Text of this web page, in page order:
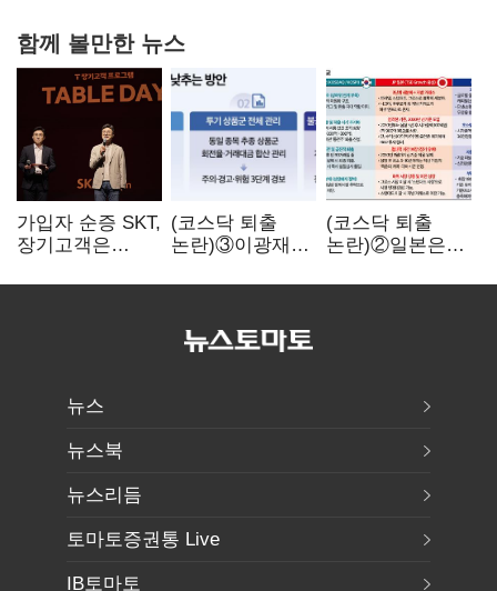
함께 볼만한 뉴스
가입자 순증 SKT,
장기고객은
챙긴다
(코스닥 퇴출
논란)③이광재
자동차 없애지는
(코스닥 퇴출
논란)②일본은
기다려주는데
뉴스
뉴스북
뉴스리듬
토마토증권통 Live
IB토마토